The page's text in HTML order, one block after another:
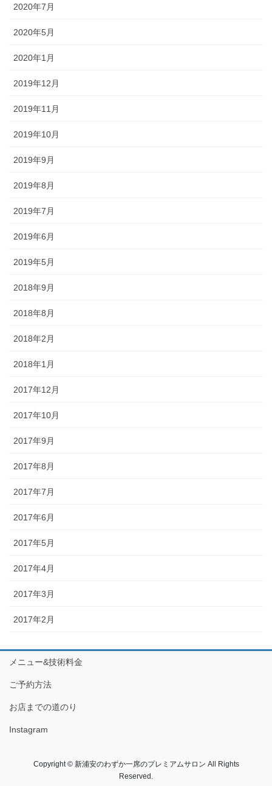
2020年7月
2020年5月
2020年1月
2019年12月
2019年11月
2019年10月
2019年9月
2019年8月
2019年7月
2019年6月
2019年5月
2018年9月
2018年8月
2018年2月
2018年1月
2017年12月
2017年10月
2017年9月
2017年8月
2017年7月
2017年6月
2017年5月
2017年4月
2017年3月
2017年2月
メニュー&技術料金
ご予約方法
お店までの道のり
Instagram
Copyright © 新浦安のわずか一席のプレミアムサロン All Rights
Reserved.